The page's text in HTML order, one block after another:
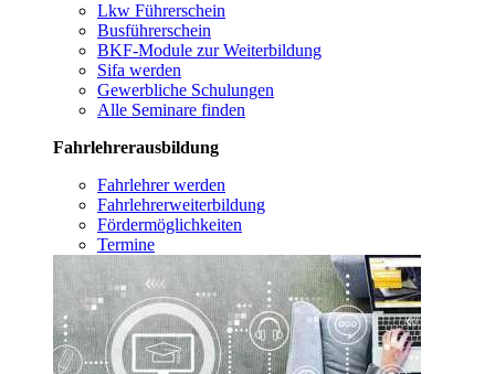
Lkw Führerschein
Busführerschein
BKF-Module zur Weiterbildung
Sifa werden
Gewerbliche Schulungen
Alle Seminare finden
Fahrlehrerausbildung
Fahrlehrer werden
Fahrlehrerweiterbildung
Fördermöglichkeiten
Termine